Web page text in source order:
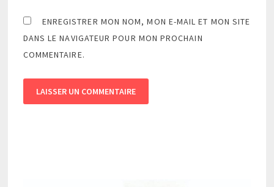
ENREGISTRER MON NOM, MON E-MAIL ET MON SITE
DANS LE NAVIGATEUR POUR MON PROCHAIN
COMMENTAIRE.